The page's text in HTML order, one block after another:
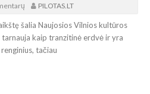
PILOTAS.LT
šalia Naujosios Vilnios kultūros
kaip tranzitinė erdvė ir yra
tačiau